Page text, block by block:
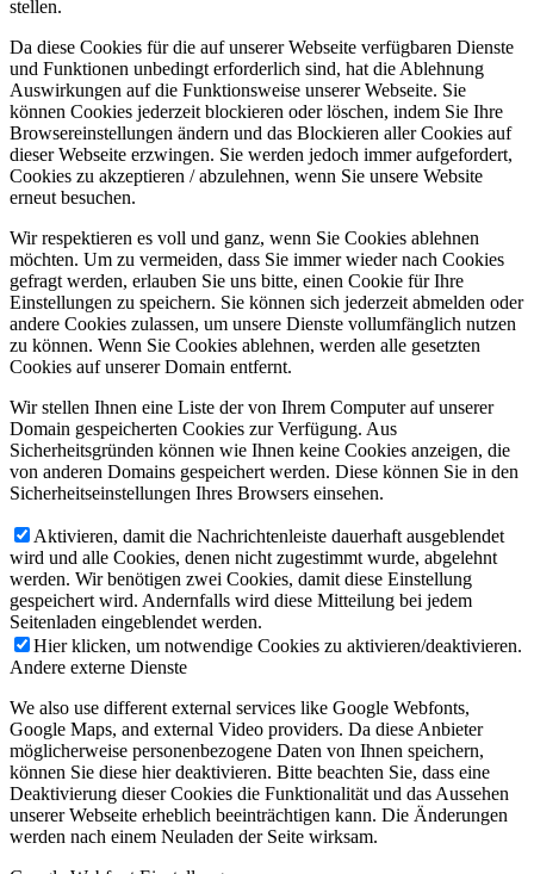
stellen.
Da diese Cookies für die auf unserer Webseite verfügbaren Dienste
und Funktionen unbedingt erforderlich sind, hat die Ablehnung
Auswirkungen auf die Funktionsweise unserer Webseite. Sie
können Cookies jederzeit blockieren oder löschen, indem Sie Ihre
Browsereinstellungen ändern und das Blockieren aller Cookies auf
dieser Webseite erzwingen. Sie werden jedoch immer aufgefordert,
Cookies zu akzeptieren / abzulehnen, wenn Sie unsere Website
erneut besuchen.
Wir respektieren es voll und ganz, wenn Sie Cookies ablehnen
möchten. Um zu vermeiden, dass Sie immer wieder nach Cookies
gefragt werden, erlauben Sie uns bitte, einen Cookie für Ihre
Einstellungen zu speichern. Sie können sich jederzeit abmelden oder
andere Cookies zulassen, um unsere Dienste vollumfänglich nutzen
zu können. Wenn Sie Cookies ablehnen, werden alle gesetzten
Cookies auf unserer Domain entfernt.
Wir stellen Ihnen eine Liste der von Ihrem Computer auf unserer
Domain gespeicherten Cookies zur Verfügung. Aus
Sicherheitsgründen können wie Ihnen keine Cookies anzeigen, die
von anderen Domains gespeichert werden. Diese können Sie in den
Sicherheitseinstellungen Ihres Browsers einsehen.
Aktivieren, damit die Nachrichtenleiste dauerhaft ausgeblendet
wird und alle Cookies, denen nicht zugestimmt wurde, abgelehnt
werden. Wir benötigen zwei Cookies, damit diese Einstellung
gespeichert wird. Andernfalls wird diese Mitteilung bei jedem
Seitenladen eingeblendet werden.
Hier klicken, um notwendige Cookies zu aktivieren/deaktivieren.
Andere externe Dienste
We also use different external services like Google Webfonts,
Google Maps, and external Video providers. Da diese Anbieter
möglicherweise personenbezogene Daten von Ihnen speichern,
können Sie diese hier deaktivieren. Bitte beachten Sie, dass eine
Deaktivierung dieser Cookies die Funktionalität und das Aussehen
unserer Webseite erheblich beeinträchtigen kann. Die Änderungen
werden nach einem Neuladen der Seite wirksam.